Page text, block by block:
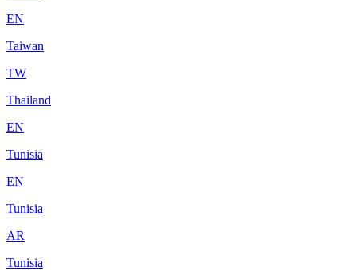
EN
Taiwan
TW
Thailand
EN
Tunisia
EN
Tunisia
AR
Tunisia